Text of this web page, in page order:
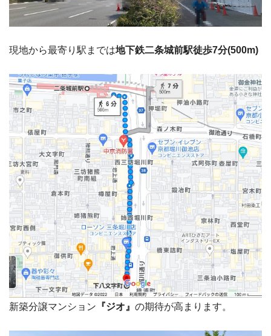
現地から最寄り駅までは地下鉄二条城前駅徒歩7分(500m)
新築分譲マンション 『ジオ』 の期待が高まります。